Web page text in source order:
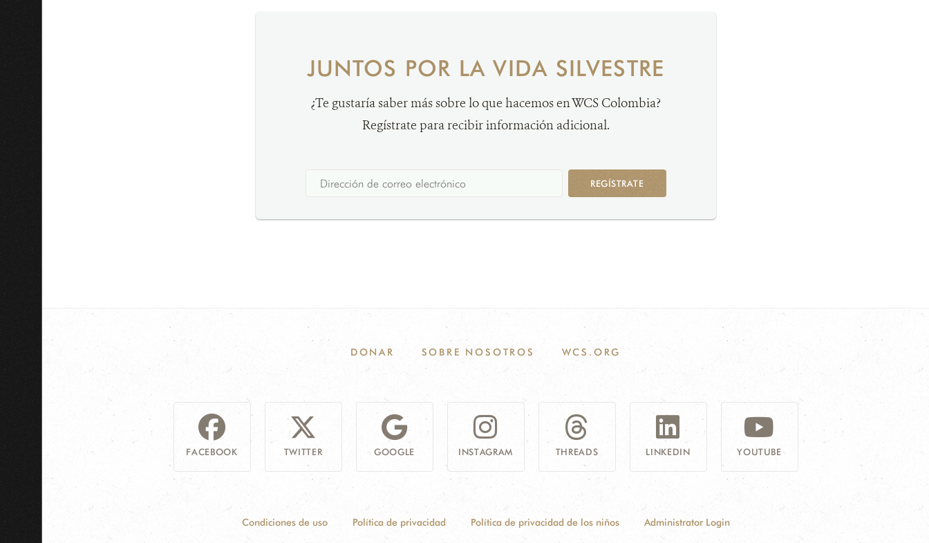
JUNTOS POR LA VIDA SILVESTRE
¿Te gustaría saber más sobre lo que hacemos en WCS Colombia?
Regístrate para recibir información adicional.
REGÍSTRATE
DONAR SOBRE NOSOTROS WCS.ORG
FACEBOOK TWITTER GOOGLE INSTAGRAM THREADS LINKEDIN YOUTUBE
Condiciones de uso Política de privacidad Política de privacidad de los niños Administrator Login